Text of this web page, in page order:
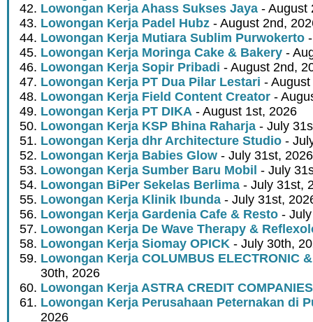
Lowongan Kerja Ahass Sukses Jaya - August
Lowongan Kerja Padel Hubz - August 2nd,
Lowongan Kerja Mutiara Sublim Purwokerto
Lowongan Kerja Moringa Cake & Bakery -
Lowongan Kerja Sopir Pribadi - August 2nd,
Lowongan Kerja PT Dua Pilar Lestari -
Lowongan Kerja Field Content Creator -
Lowongan Kerja PT DIKA - August 1st, 2026
Lowongan Kerja KSP Bhina Raharja - July
Lowongan Kerja dhr Architecture Studio -
Lowongan Kerja Babies Glow - July 31st, 2026
Lowongan Kerja Sumber Baru Mobil - July
Lowongan BiPer Sekelas Berlima - July 31st,
Lowongan Kerja Klinik Ibunda - July 31st,
Lowongan Kerja Gardenia Cafe & Resto -
Lowongan Kerja De Wave Therapy &
Lowongan Kerja Siomay OPICK - July 30th,
Lowongan Kerja COLUMBUS ELECTRONIC
30th, 2026
Lowongan Kerja ASTRA CREDIT COMPANIES
Lowongan Kerja Perusahaan Peternakan di
2026